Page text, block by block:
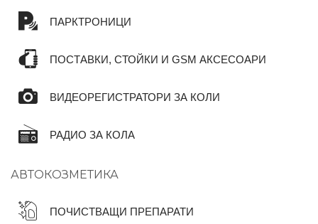
ПАРКТРОНИЦИ
ПОСТАВКИ, СТОЙКИ И GSM АКСЕСОАРИ
ВИДЕОРЕГИСТРАТОРИ ЗА КОЛИ
РАДИО ЗА КОЛА
АВТОКОЗМЕТИКА
ПОЧИСТВАЩИ ПРЕПАРАТИ